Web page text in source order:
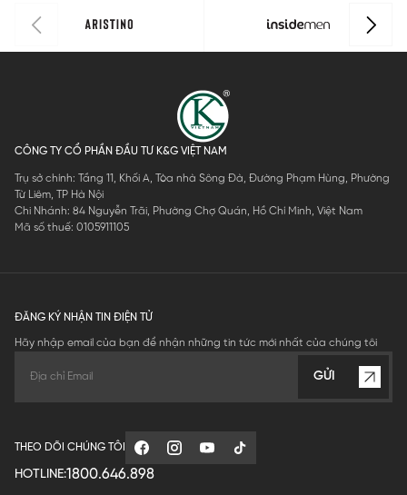
CÔNG TY CỔ PHẦN ĐẦU TƯ K&G VIỆT NAM
Trụ sở chính: Tầng 11, Khối A, Tòa nhà Sông Đà, Đường Phạm Hùng, Phường
Từ Liêm, TP Hà Nội
Chi Nhánh: 84 Nguyễn Trãi, Phường Chợ Quán, Hồ Chí Minh, Việt Nam
Mã số thuế: 0105911105
ĐĂNG KÝ NHẬN TIN ĐIỆN TỬ
Hãy nhập email của bạn để nhận những tin tức mới nhất của chúng tôi
GỬI
THEO DÕI CHÚNG TÔI
HOTLINE:1800.646.898